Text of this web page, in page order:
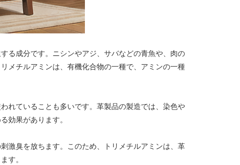
る成分です。ニシンやアジ、サバなどの青魚や、肉の
メチルアミンは、有機化合物の一種で、アミンの一種
れていることも多いです。革製品の製造では、染色や
効果があります。
激臭を放ちます。このため、トリメチルアミンは、革
す。